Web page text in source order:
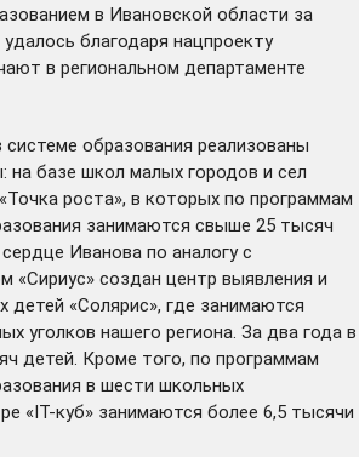
в Ивановской области за
благодаря нацпроекту
в региональном департаменте
образования реализованы
базе школ малых городов и сел
роста», в которых по программам
занимаются свыше 25 тысяч
Иванова по аналогу с
«Сириус» создан центр выявления и
детей «Солярис», где занимаются
уголков нашего региона. За два года в
детей. Кроме того, по программам
в шести школьных
«IT-куб» занимаются более 6,5 тысячи